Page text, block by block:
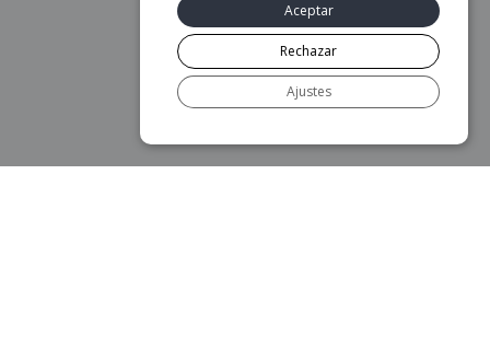
Aceptar
Rechazar
Ajustes